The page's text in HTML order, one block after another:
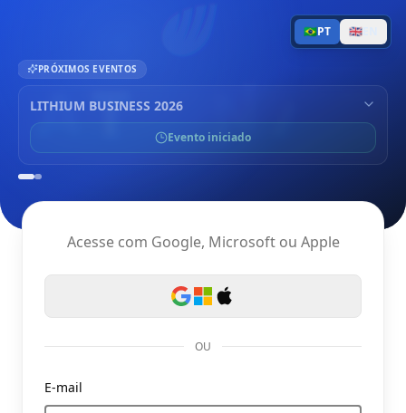
🇧🇷PT 🇬🇧
PRÓXIMOS EVENTOS
LITHIUM BUSINESS 2026
Evento iniciado
Acesse com Google, Microsoft ou Apple
OU
E-mail